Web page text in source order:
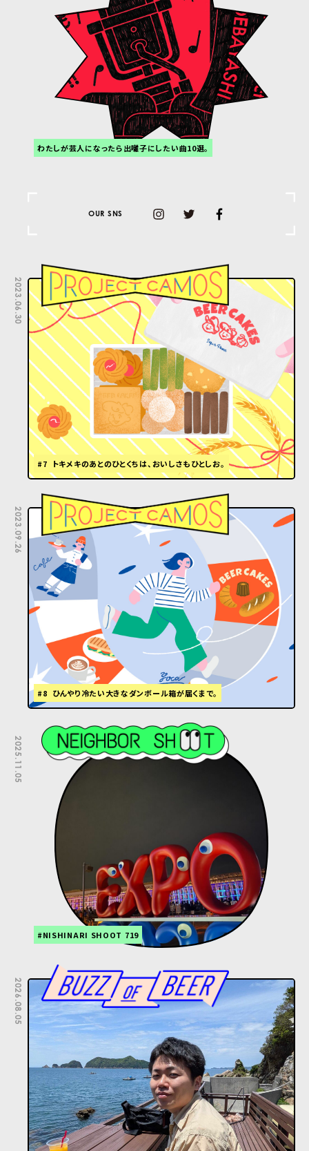
わたしが芸人になったら出囃子にしたい曲10選。
OUR SNS
2023.06.30
#7 トキメキのあとのひとくちは、おいしさもひとしお。
2023.09.26
#8 ひんやり冷たい大きなダンボール箱が届くまで。
2025.11.05
#NISHINARI SHOOT 719
2026.08.05